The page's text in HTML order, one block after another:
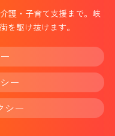
護・子育て支援まで。岐
を駆け抜けます。
ー
シー